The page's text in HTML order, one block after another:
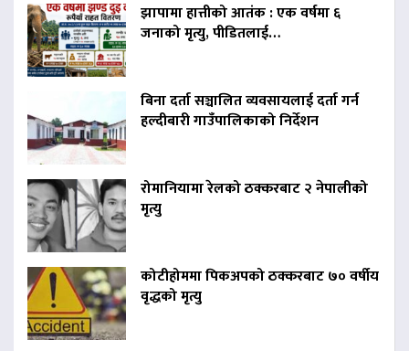
झापामा हात्तीको आतंक : एक वर्षमा ६
जनाको मृत्यु, पीडितलाई…
बिना दर्ता सञ्चालित व्यवसायलाई दर्ता गर्न
हल्दीबारी गाउँपालिकाको निर्देशन
रोमानियामा रेलको ठक्करबाट २ नेपालीको
मृत्यु
कोटीहोममा पिकअपको ठक्करबाट ७० वर्षीय
वृद्धको मृत्यु